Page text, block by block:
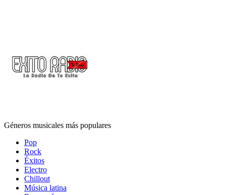
Géneros musicales más populares
Pop
Rock
Éxitos
Electro
Chillout
Música latina